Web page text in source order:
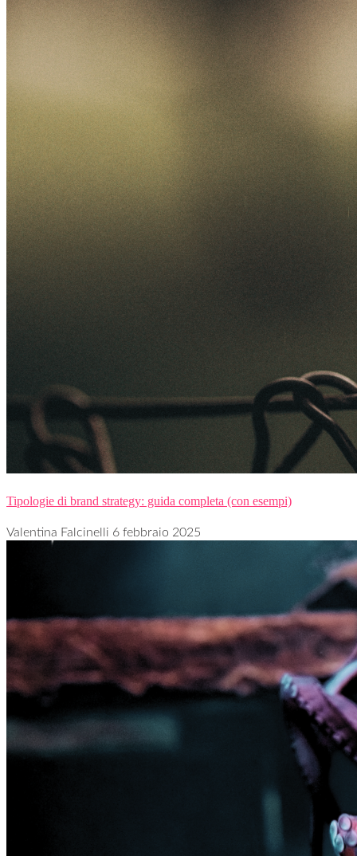
Tipologie di brand strategy: guida completa (con esempi)
Valentina Falcinelli 6 febbraio 2025